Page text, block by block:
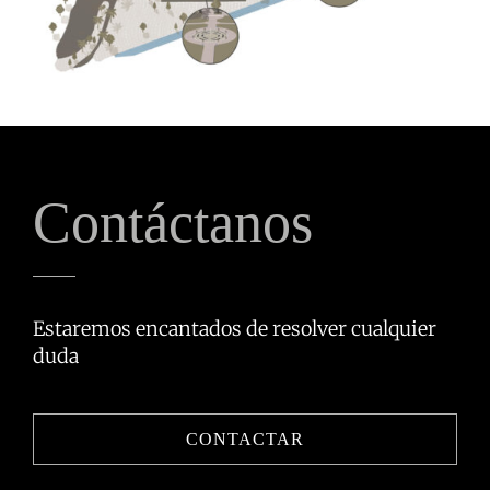
Contáctanos
Estaremos encantados de resolver cualquier
duda
CONTACTAR